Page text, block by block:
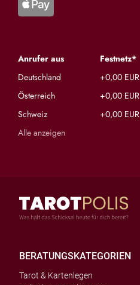
Anrufer aus Festnetz*
Deutschland
+0,00 EUR
Österreich
+0,00 EUR
Schweiz
+0,00 EUR
Alle anzeigen
BERATUNGSKATEGORIEN
Tarot & Kartenlegen